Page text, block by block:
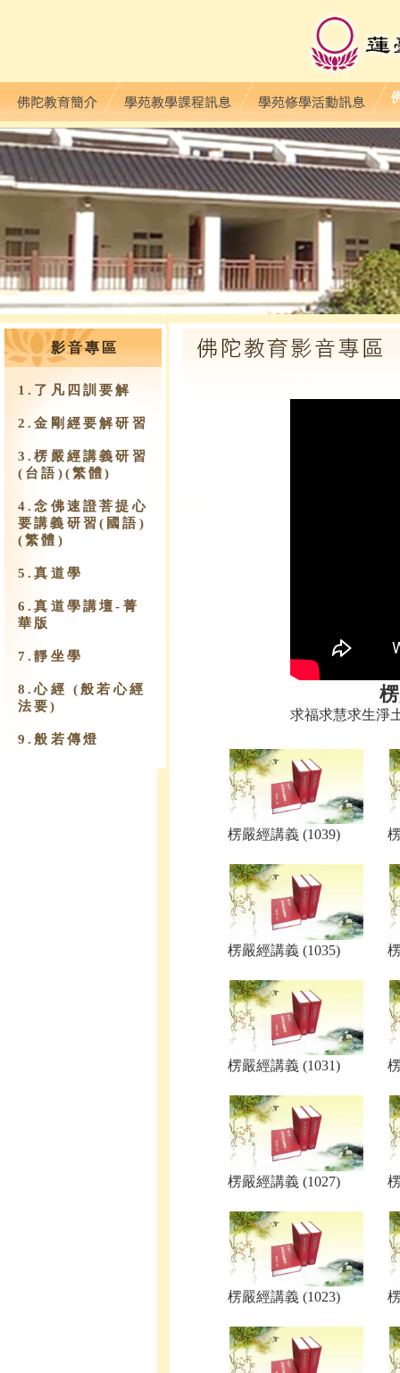
影音專區
1.了凡四訓要解
2.金剛經要解研習
3.楞嚴經講義研習
(台語)(繁體)
4.念佛速證菩提心
要講義研習(國語)
(繁體)
5.真道學
6.真道學講壇-菁
華版
7.靜坐學
8.心經 (般若心經
法要)
9.​般若傳燈
求福求慧求生淨
楞嚴經講義 (1039)
楞嚴經講義 (1035)
楞嚴經講義 (1031)
楞嚴經講義 (1027)
楞嚴經講義 (1023)